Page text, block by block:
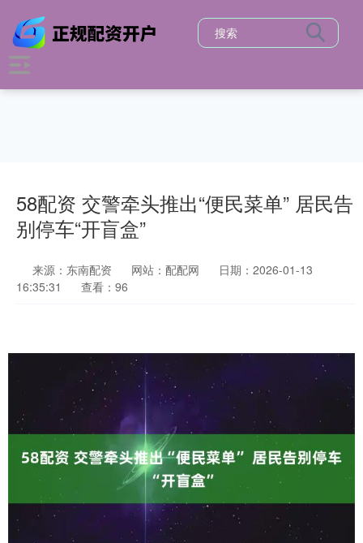
58配资 交警牵头推出“便民菜单” 居民告
别停车“开盲盒”
来源：东南配资 网站：配配网
日期：2026-01-13
16:35:31
查看：96